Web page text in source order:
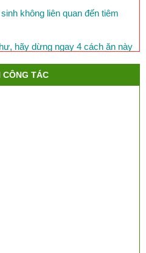
không liên quan đến tiêm
hãy dừng ngay 4 cách ăn này
chết vì bệnh đái tháo đường
CÔNG TÁC